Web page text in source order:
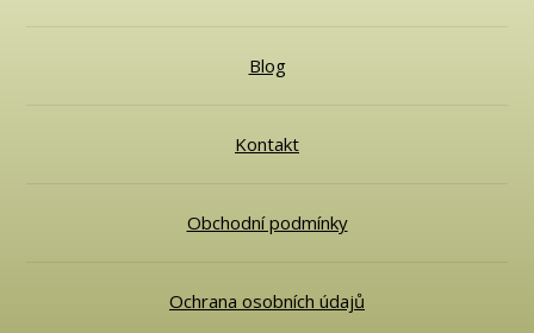
Blog
Kontakt
Obchodní podmínky
Ochrana osobních údajů